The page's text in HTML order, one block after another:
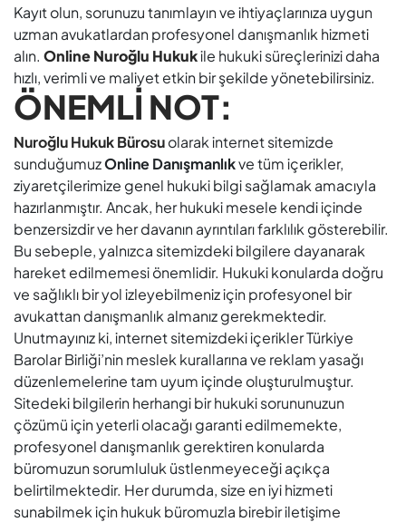
Kayıt olun, sorunuzu tanımlayın ve ihtiyaçlarınıza uygun
uzman avukatlardan profesyonel danışmanlık hizmeti
alın. Online Nuroğlu Hukukile hukuki süreçlerinizi daha
hızlı, verimli ve maliyet etkin bir şekilde yönetebilirsiniz.
ÖNEMLİ NOT:
Nuroğlu Hukuk Bürosuolarak internet sitemizde
sunduğumuzOnline Danışmanlıkve tüm içerikler,
ziyaretçilerimize genel hukuki bilgi sağlamak amacıyla
hazırlanmıştır. Ancak, her hukuki mesele kendi içinde
benzersizdir ve her davanın ayrıntıları farklılık gösterebilir.
Bu sebeple, yalnızca sitemizdeki bilgilere dayanarak
hareket edilmemesi önemlidir. Hukuki konularda doğru
ve sağlıklı bir yol izleyebilmeniz için profesyonel bir
avukattan danışmanlık almanız gerekmektedir.
Unutmayınız ki, internet sitemizdeki içerikler Türkiye
Barolar Birliği’nin meslek kurallarına ve reklam yasağı
düzenlemelerine tam uyum içinde oluşturulmuştur.
Sitedeki bilgilerin herhangi bir hukuki sorununuzun
çözümü için yeterli olacağı garanti edilmemekte,
profesyonel danışmanlık gerektiren konularda
büromuzun sorumluluk üstlenmeyeceği açıkça
belirtilmektedir. Her durumda, size en iyi hizmeti
sunabilmek için hukuk büromuzla birebir iletişime